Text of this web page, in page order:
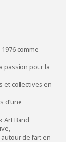
comme
passion pour la
et collectives en
d’une
Art Band
de l’art en